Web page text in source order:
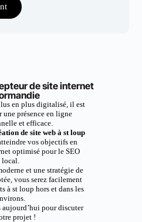
de site internet
en plus digitalisé, il est
une présence en ligne
et efficace.
de site web à st loup
vos objectifs en
optimisé pour le SEO
local.
et une stratégie de
vous serez facilement
à st loup hors et dans les
aujourd’hui pour discuter
projet !